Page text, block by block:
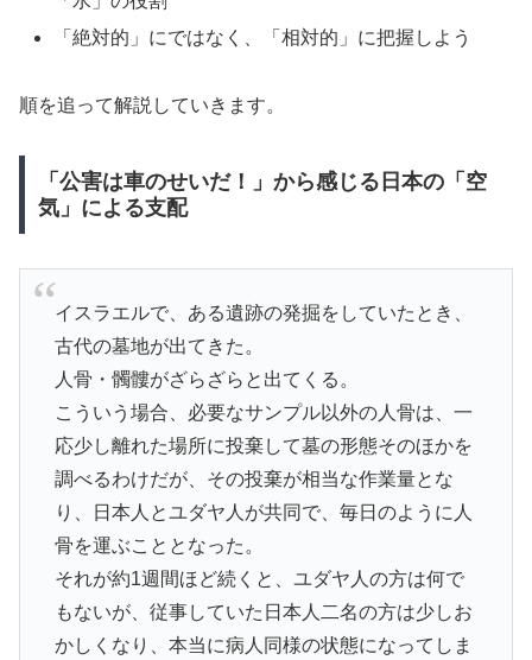
「絶対的」にではなく、「相対的」に把握しよう
順を追って解説していきます。
「公害は車のせいだ！」から感じる日本の「空
気」による支配
イスラエルで、ある遺跡の発掘をしていたとき、
古代の墓地が出てきた。
人骨・髑髏がざらざらと出てくる。
こういう場合、必要なサンプル以外の人骨は、一
応少し離れた場所に投棄して墓の形態そのほかを
調べるわけだが、その投棄が相当な作業量とな
り、日本人とユダヤ人が共同で、毎日のように人
骨を運ぶこととなった。
それが約1週間ほど続くと、ユダヤ人の方は何で
もないが、従事していた日本人二名の方は少しお
かしくなり、本当に病人同様の状態になってしま